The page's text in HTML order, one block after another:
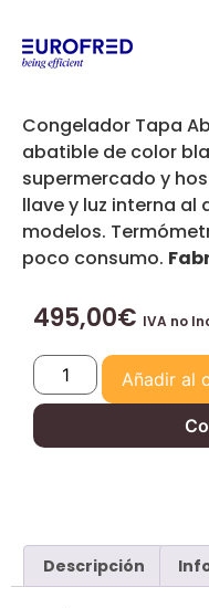
Congelador Tapa
abatible de color
supermercado y
llave y luz interna al
modelos.
poco consumo.
495,00€ IVA no
Añadir al
Descripción